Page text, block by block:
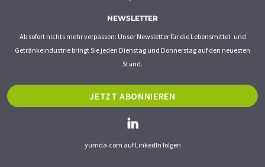
NEWSLETTER
Ab sofort nichts mehr verpassen: Unser Newsletter für die Lebensmittel- und
Getränkeindustrie bringt Sie jeden Dienstag und Donnerstag auf den neuesten
Stand.
JETZT ABONNIEREN
yumda.com auf LinkedIn folgen